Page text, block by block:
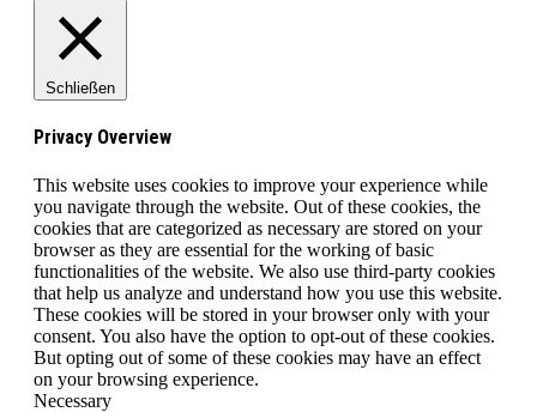
Schließen
Privacy Overview
This website uses cookies to improve your experience while
you navigate through the website. Out of these cookies, the
cookies that are categorized as necessary are stored on your
browser as they are essential for the working of basic
functionalities of the website. We also use third-party cookies
that help us analyze and understand how you use this website.
These cookies will be stored in your browser only with your
consent. You also have the option to opt-out of these cookies.
But opting out of some of these cookies may have an effect
on your browsing experience.
Necessary